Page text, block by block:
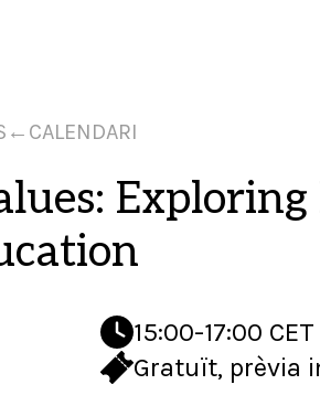
← CALENDARI
15:00-17:00 CET
Gratuït, prèvia